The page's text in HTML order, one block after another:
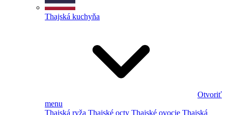
Thajská kuchyňa
Otvoriť
menu
Thajská ryža Thajské octy Thajské ovocie Thajská